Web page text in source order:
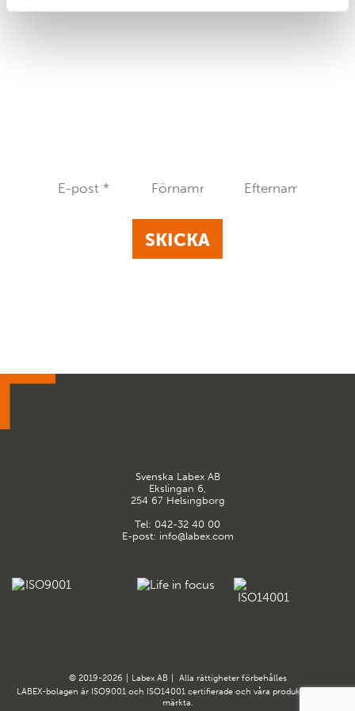
Svenska Labex AB
Ekslingan 6,
254 67 Helsingborg
Tel: 042-32 40 00
E-post: info@labex.com
© 2019-2026 Labex AB
Alla rättigheter förbehålles
LABEX-bolagen är ISO9001 och ISO14001 certifierade och våra produkter är CE-
märkta.